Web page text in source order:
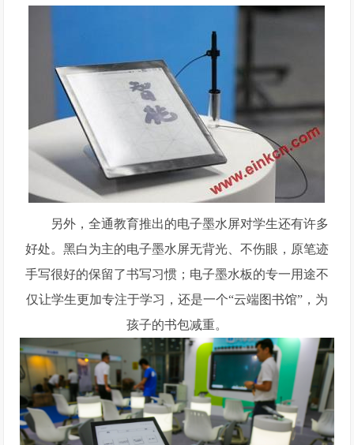
另外，全通教育推出的电子墨水屏对学生还有许多
好处。黑白为主的电子墨水屏无背光、不伤眼，原笔迹
手写很好的保留了书写习惯；电子墨水板的专一用途不
仅让学生更加专注于学习，还是一个“云端图书馆”，为
孩子的书包减重。